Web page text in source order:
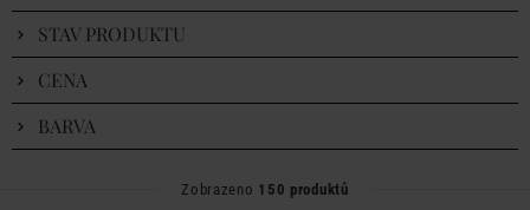
STAV PRODUKTU
CENA
BARVA
Zobrazeno 150 produktů